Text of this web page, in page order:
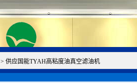
> 供应国能TYAH高粘度油真空滤油机